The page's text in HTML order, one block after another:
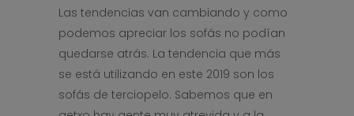
Las tendencias van cambiando y como
podemos apreciar los sofás no podían
quedarse atrás. La tendencia que más
se está utilizando en este 2019 son los
sofás de terciopelo. Sabemos que en